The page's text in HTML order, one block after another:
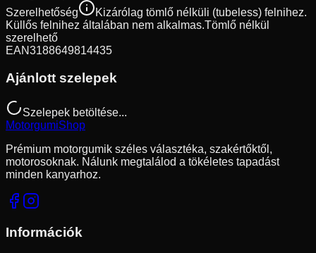
Szerelhetőség
Kizárólag tömlő nélküli (tubeless) felnihez.
Küllős felnihez általában nem alkalmas.Tömlő nélkül
szerelhető
EAN3188649814435
Ajánlott szelepek
Szelepek betöltése...
MotorgumiShop
Prémium motorgumik széles választéka, szakértőktől,
motorosoknak. Nálunk megtalálod a tökéletes tapadást
minden kanyarhoz.
Információk